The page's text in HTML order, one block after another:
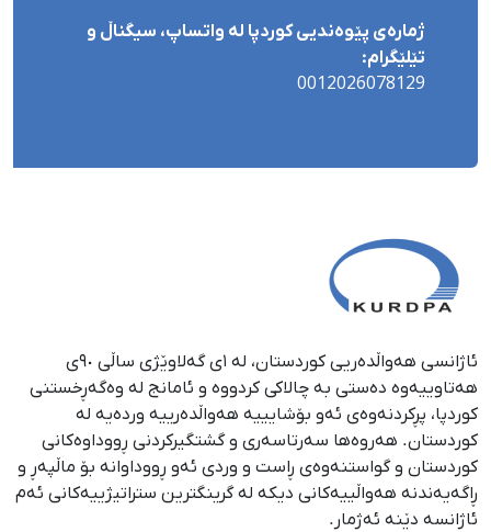
ژمارەی پێوەندیی کوردپا لە واتساپ، سیگناڵ و
تێلێگرام:
0012026078129
ئاژانسی هەواڵدەریی کوردستان، لە ١ی گەلاوێژی ساڵی ٩٠ی
هەتاوییەوە دەستی بە چالاکی کردووە و ئامانج لە وەگەڕخستنی
كوردپا، پڕكردنەوەی ئەو بۆشایییە هەواڵدەرییە وردەیە لە
كوردستان. هەروەها سەرتاسەری و گشتگیركردنی ڕووداوەكانی
كوردستان و گواستنەوەی ڕاست و وردی ئەو ڕووداوانە بۆ ماڵپەڕ و
ڕاگەیەندنە هەواڵییەكانی دیكە لە گرینگترین ستراتیژییەكانی ئەم
ئاژانسە دێنە ئەژمار.